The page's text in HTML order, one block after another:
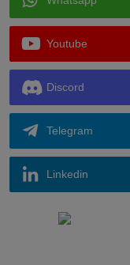
Youtube
Discord
Telegram
Linkedin